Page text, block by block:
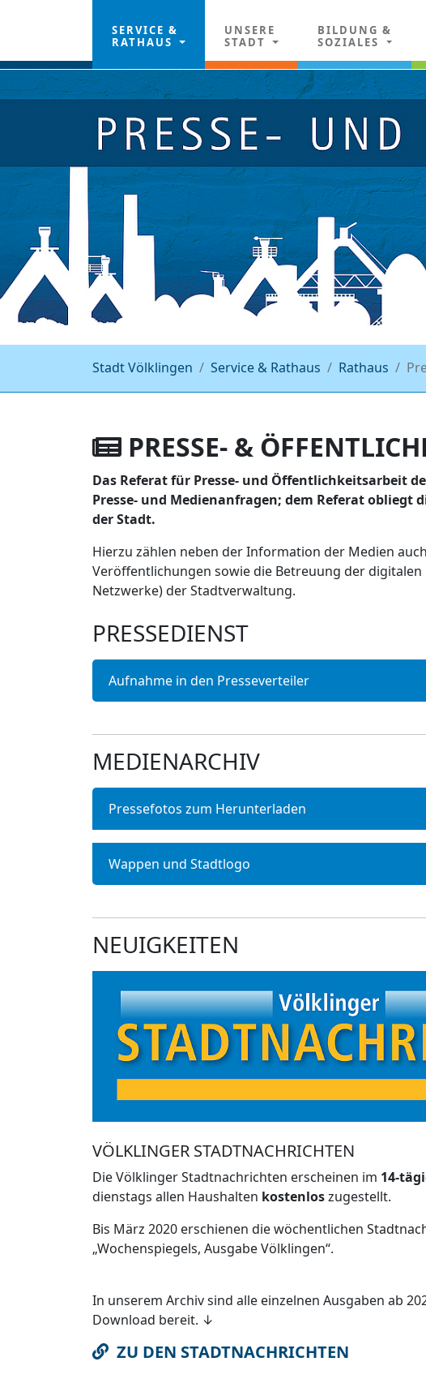
SERVICE &
RATHAUS
UNSERE
STADT
BILDUNG &
SOZIALES
Stadt Völklingen Service & Rathaus Rathaus
PRESSE- &
Das Referat für Presse- und Öffentlichkeitsarbeit
Presse- und Medienanfragen; dem Referat
der Stadt.
Hierzu zählen neben der Information der Medien
Veröffentlichungen sowie die Betreuung der
Netzwerke) der Stadtverwaltung.
PRESSEDIENST
Aufnahme in den Presseverteiler
MEDIENARCHIV
Pressefotos zum Herunterladen
Wappen und Stadtlogo
NEUIGKEITEN
VÖLKLINGER STADTNACHRICHTEN
Die Völklinger Stadtnachrichten erscheinen im 14-
dienstags allen Haushalten kostenloszugestellt.
Bis März 2020 erschienen die wöchentlichen
„Wochenspiegels, Ausgabe Völklingen“.
In unserem Archiv sind alle einzelnen Ausgaben ab
Download bereit. ↓
ZU DEN STADTNACHRICHTEN